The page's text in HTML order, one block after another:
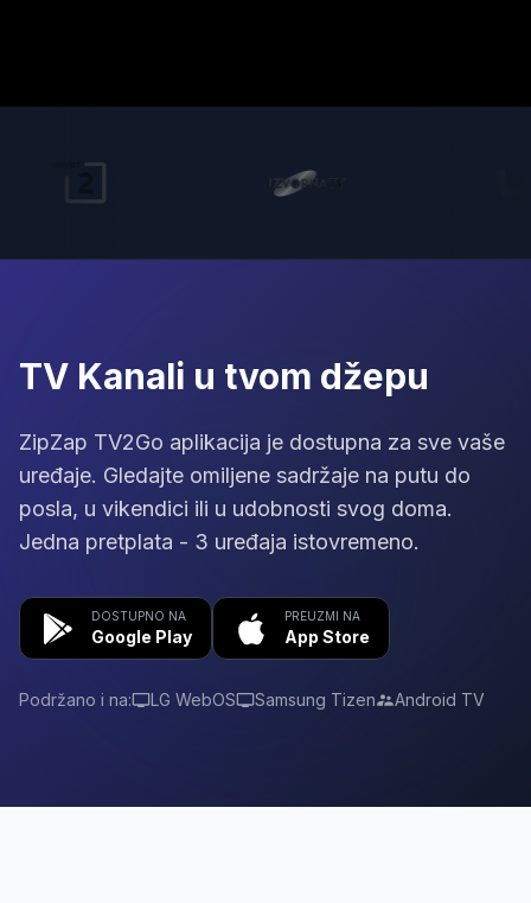
TV Kanali u tvom džepu
ZipZap TV2Go aplikacija je dostupna za sve vaše
uređaje. Gledajte omiljene sadržaje na putu do
posla, u vikendici ili u udobnosti svog doma.
Jedna pretplata - 3 uređaja istovremeno.
DOSTUPNO NA
Google Play
PREUZMI NA
App Store
Podržano i na: LG WebOS Samsung Tizen Android TV